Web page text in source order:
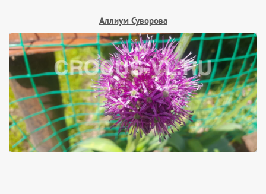
Аллиум Суворова